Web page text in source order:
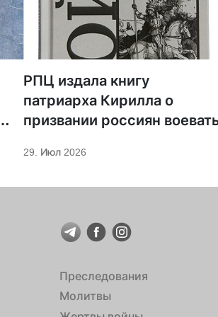
РПЦ издала книгу
патриарха Кирилла о
призвании россиян
29. Июл 2026
Преследования
Молитвы